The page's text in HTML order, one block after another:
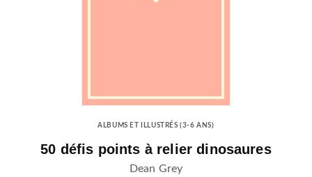
ALBUMS ET ILLUSTRÉS (3-6 ANS)
50 défis points à relier dinosaures
Dean Grey